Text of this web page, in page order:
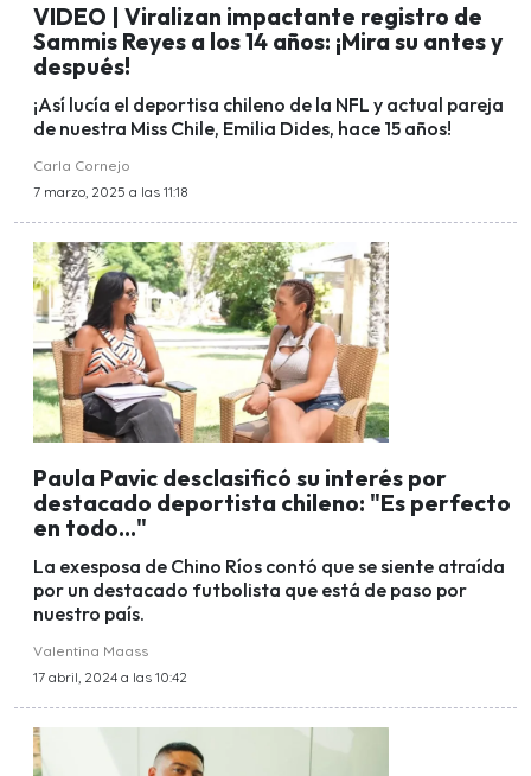
VIDEO | Viralizan impactante registro de
Sammis Reyes a los 14 años: ¡Mira su antes y
después!
¡Así lucía el deportisa chileno de la NFL y actual pareja
de nuestra Miss Chile, Emilia Dides, hace 15 años!
Carla Cornejo
7 marzo, 2025 a las 11:18
Paula Pavic desclasificó su interés por
destacado deportista chileno: "Es perfecto
en todo..."
La exesposa de Chino Ríos contó que se siente atraída
por un destacado futbolista que está de paso por
nuestro país.
Valentina Maass
17 abril, 2024 a las 10:42